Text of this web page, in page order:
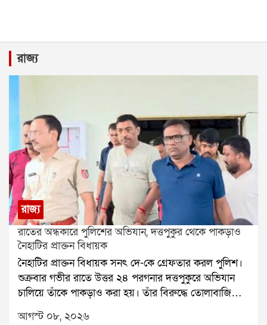
রাজ্য
রাজ্য
রাতের অন্ধকারে পুলিশের অভিযান, দত্তপুকুর থেকে পাকড়াও
নৈহাটির প্রাক্তন বিধায়ক
নৈহাটির প্রাক্তন বিধায়ক সনৎ দে-কে গ্রেফতার করল পুলিশ।
শুক্রবার গভীর রাতে উত্তর ২৪ পরগনার দত্তপুকুরে অভিযান
চালিয়ে তাঁকে পাকড়াও করা হয়। তাঁর বিরুদ্ধে তোলাবাজি
এবং ভোট পরবর্তী হিংসার অভিযোগ রয়েছে বলে পুলিশ সূত্রে
আগস্ট ০৮, ২০২৬